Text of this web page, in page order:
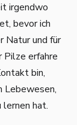
irgendwo
bevor ich
Natur und für
Pilze erfahre
bin,
Lebewesen,
lernen hat.